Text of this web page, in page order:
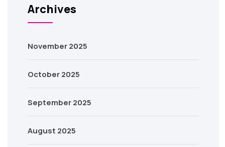
Archives
November 2025
October 2025
September 2025
August 2025